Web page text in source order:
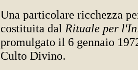
Una particolare ricchezza
costituita dal Rituale per
promulgato il 6 gennaio
Culto Divino.